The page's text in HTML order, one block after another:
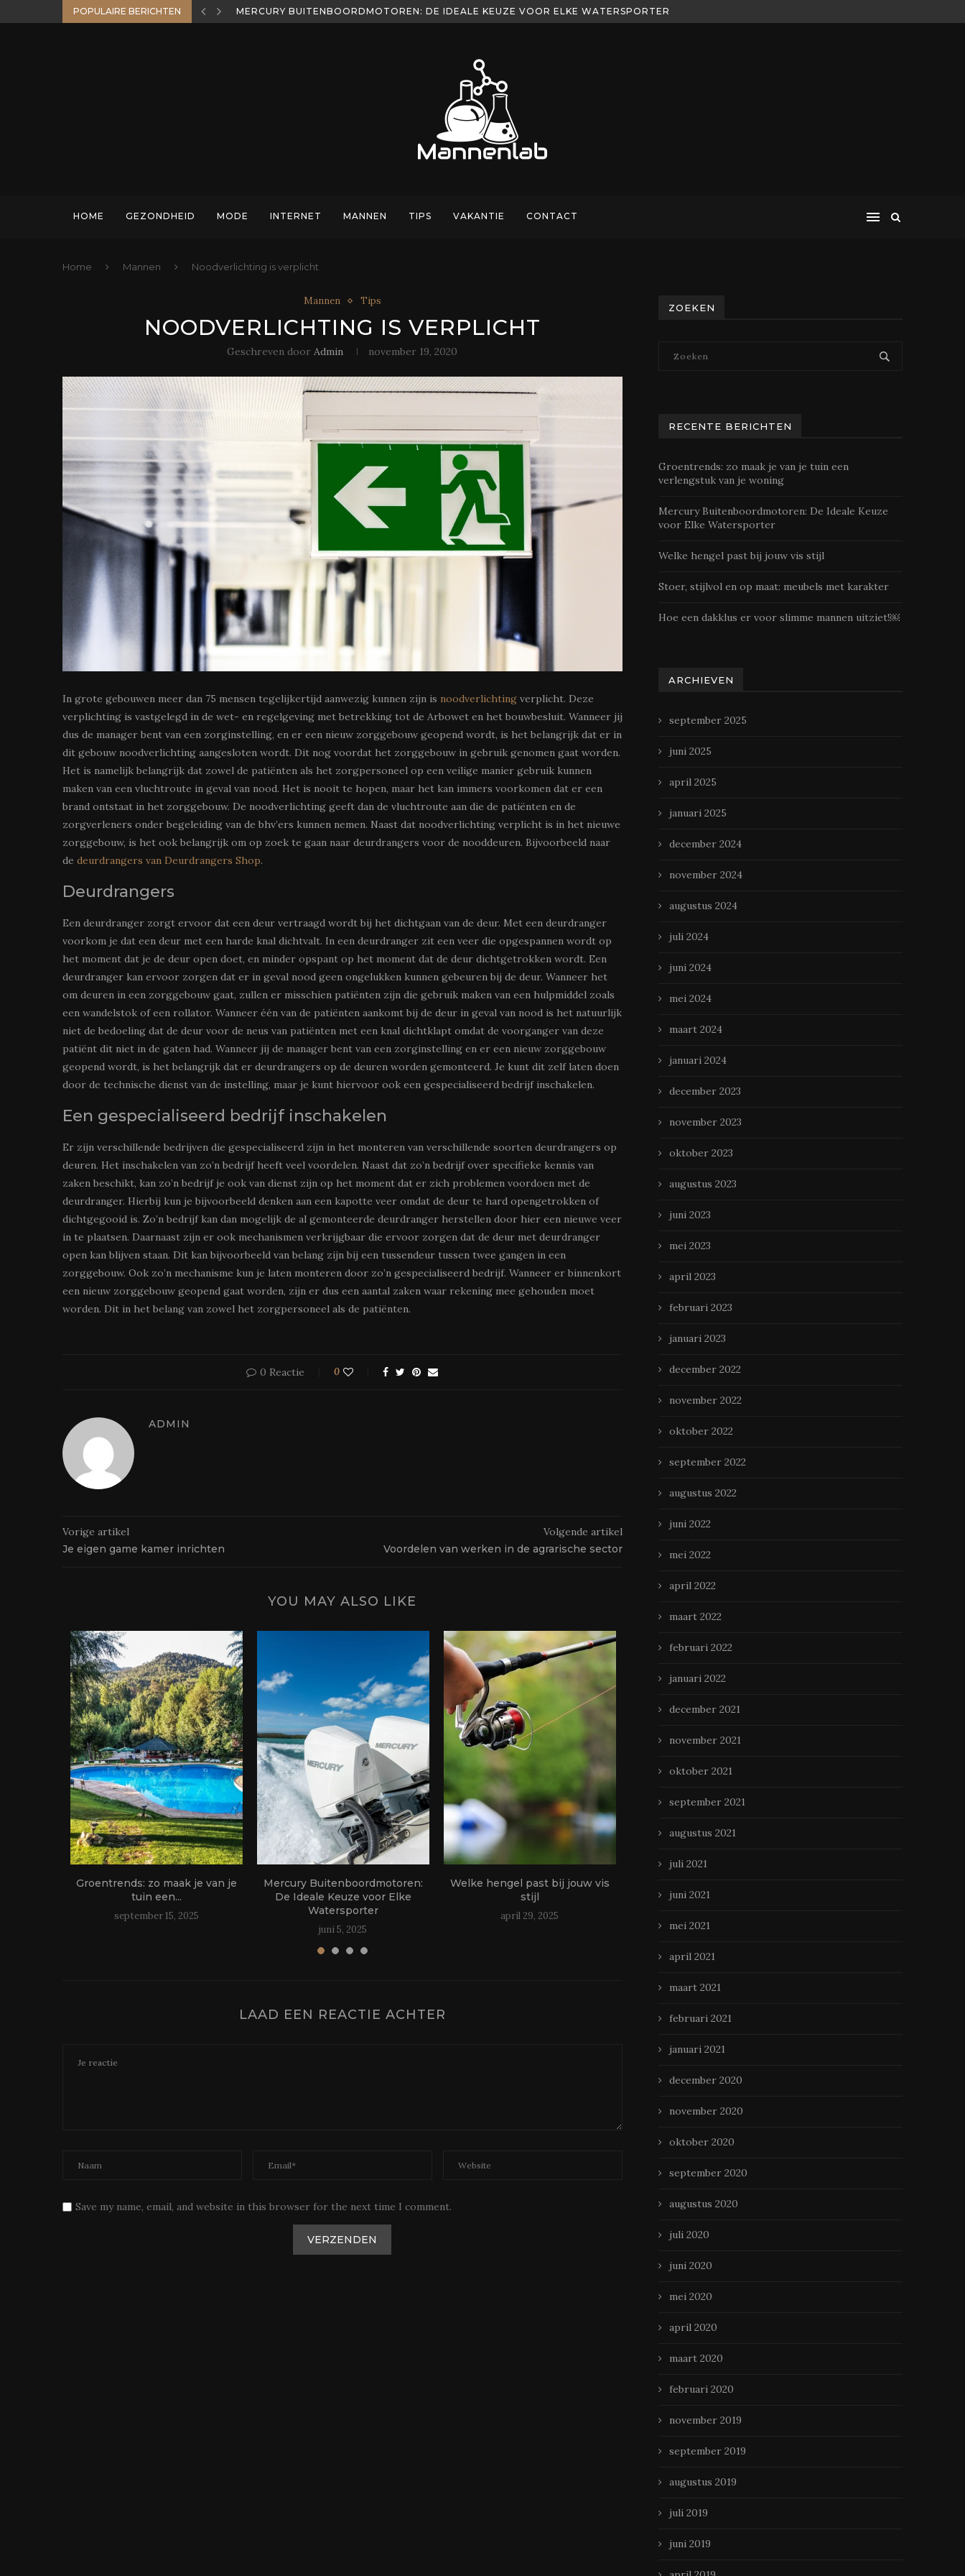
POPULAIRE BERICHTEN MERCURY BUITENBOORDMOTOREN: DE IDEALE KEUZE VOOR ELKE WATERSPORTER
HOME GEZONDHEID MODE INTERNET MANNEN TIPS VAKANTIE CONTACT
Home Mannen Noodverlichting is verplicht
Mannen Tips
NOODVERLICHTING IS VERPLICHT
Geschreven doorAdmin november 19, 2020
In grote gebouwen meer dan 75 mensen tegelijkertijd aanwezig kunnen zijn is noodverlichting verplicht. Deze
verplichting is vastgelegd in de wet- en regelgeving met betrekking tot de Arbowet en het bouwbesluit. Wanneer jij
dus de manager bent van een zorginstelling, en er een nieuw zorggebouw geopend wordt, is het belangrijk dat er in
dit gebouw noodverlichting aangesloten wordt. Dit nog voordat het zorggebouw in gebruik genomen gaat worden.
Het is namelijk belangrijk dat zowel de patiënten als het zorgpersoneel op een veilige manier gebruik kunnen
maken van een vluchtroute in geval van nood. Het is nooit te hopen, maar het kan immers voorkomen dat er een
brand ontstaat in het zorggebouw. De noodverlichting geeft dan de vluchtroute aan die de patiënten en de
zorgverleners onder begeleiding van de bhv’ers kunnen nemen. Naast dat noodverlichting verplicht is in het nieuwe
zorggebouw, is het ook belangrijk om op zoek te gaan naar deurdrangers voor de nooddeuren. Bijvoorbeeld naar
de deurdrangers van Deurdrangers Shop.
Deurdrangers
Een deurdranger zorgt ervoor dat een deur vertraagd wordt bij het dichtgaan van de deur. Met een deurdranger
voorkom je dat een deur met een harde knal dichtvalt. In een deurdranger zit een veer die opgespannen wordt op
het moment dat je de deur open doet, en minder opspant op het moment dat de deur dichtgetrokken wordt. Een
deurdranger kan ervoor zorgen dat er in geval nood geen ongelukken kunnen gebeuren bij de deur. Wanneer het
om deuren in een zorggebouw gaat, zullen er misschien patiënten zijn die gebruik maken van een hulpmiddel zoals
een wandelstok of een rollator. Wanneer één van de patiënten aankomt bij de deur in geval van nood is het natuurlijk
niet de bedoeling dat de deur voor de neus van patiënten met een knal dichtklapt omdat de voorganger van deze
patiënt dit niet in de gaten had. Wanneer jij de manager bent van een zorginstelling en er een nieuw zorggebouw
geopend wordt, is het belangrijk dat er deurdrangers op de deuren worden gemonteerd. Je kunt dit zelf laten doen
door de technische dienst van de instelling, maar je kunt hiervoor ook een gespecialiseerd bedrijf inschakelen.
Een gespecialiseerd bedrijf inschakelen
Er zijn verschillende bedrijven die gespecialiseerd zijn in het monteren van verschillende soorten deurdrangers op
deuren. Het inschakelen van zo’n bedrijf heeft veel voordelen. Naast dat zo’n bedrijf over specifieke kennis van
zaken beschikt, kan zo’n bedrijf je ook van dienst zijn op het moment dat er zich problemen voordoen met de
deurdranger. Hierbij kun je bijvoorbeeld denken aan een kapotte veer omdat de deur te hard opengetrokken of
dichtgegooid is. Zo’n bedrijf kan dan mogelijk de al gemonteerde deurdranger herstellen door hier een nieuwe veer
in te plaatsen. Daarnaast zijn er ook mechanismen verkrijgbaar die ervoor zorgen dat de deur met deurdranger
open kan blijven staan. Dit kan bijvoorbeeld van belang zijn bij een tussendeur tussen twee gangen in een
zorggebouw. Ook zo’n mechanisme kun je laten monteren door zo’n gespecialiseerd bedrijf. Wanneer er binnenkort
een nieuw zorggebouw geopend gaat worden, zijn er dus een aantal zaken waar rekening mee gehouden moet
worden. Dit in het belang van zowel het zorgpersoneel als de patiënten.
0 Reactie 0
ADMIN
Vorige artikel
Je eigen game kamer inrichten
Volgende artikel
Voordelen van werken in de agrarische sector
YOU MAY ALSO LIKE
Groentrends: zo maak je van je
tuin een...
september 15, 2025
Mercury Buitenboordmotoren:
De Ideale Keuze voor Elke
Watersporter
juni 5, 2025
Welke hengel past bij jouw vis
stijl
april 29, 2025
meubels met karakter
LAAD EEN REACTIE ACHTER
Save my name, email, and website in this browser for the next time I comment.
ZOEKEN
RECENTE BERICHTEN
Groentrends: zo maak je van je tuin een
verlengstuk van je woning
Mercury Buitenboordmotoren: De Ideale Keuze
voor Elke Watersporter
Welke hengel past bij jouw vis stijl
Stoer, stijlvol en op maat: meubels met karakter
Hoe een dakklus er voor slimme mannen uitziet!￼
ARCHIEVEN
september 2025
juni 2025
april 2025
januari 2025
december 2024
november 2024
augustus 2024
juli 2024
juni 2024
mei 2024
maart 2024
januari 2024
december 2023
november 2023
oktober 2023
augustus 2023
juni 2023
mei 2023
april 2023
februari 2023
januari 2023
december 2022
november 2022
oktober 2022
september 2022
augustus 2022
juni 2022
mei 2022
april 2022
maart 2022
februari 2022
januari 2022
december 2021
november 2021
oktober 2021
september 2021
augustus 2021
juli 2021
juni 2021
mei 2021
april 2021
maart 2021
februari 2021
januari 2021
december 2020
november 2020
oktober 2020
september 2020
augustus 2020
juli 2020
juni 2020
mei 2020
april 2020
maart 2020
februari 2020
november 2019
september 2019
augustus 2019
juli 2019
juni 2019